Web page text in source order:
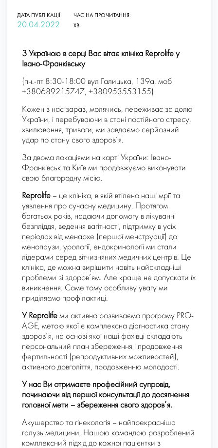
ДАТА ПУБЛІКАЦІЇ:
20.04.2022
ЧАС НА ПРОЧИТАННЯ:
ХВ.
З Україною в серці Вас вітає клініка Reprolife у
Івано-Франківську
(пн.-пт 8:30-18:00 вул Галицька, 139а, моб
+380689215747, +380953553155)
Кожен з нас зараз, молячись, переживає за долю
України, і перебуваючи в стані постійного стресу,
хвилювання, тривоги, ми завдаємо серйозний
удар по стану свого здоров’я.
За двома локаціями на карті України: Івано-
Франківськ та Київ ми продовжуємо виконувати
свою благородну місію.
Reprolife – це клініка, в якій втілено наші мрії та
уявлення про сучасну медицину. Протягом
багатьох років, надаючи допомогу в лікуванні
безпліддя, ведення вагітності, підтримку в усіх
періодах від менархе (першої менструації) до
менопаузи, урології, ендокринології ми стали
лідерами серед вітчизняних медичних центрів. Це
клініка, де можна вирішити навіть найскладніші
проблеми зі здоров’ям. Але краще не допускати їх
виникнення. Саме тому особливу увагу ми
приділяємо профілактиці.
У Reprolife ми активно розвиваємо програму PRO-
AGE, метою якої є комплексна діагностика стану
здоров’я, на основі якої наші фахівці складають
персональний план збереження і продовження
фертильності (репродуктивних можливостей),
активного довголіття, продовженню молодості.
У нас Ви отримаєте професійний супровід,
починаючи від першої консультації до досягнення
головної мети – збереження свого здоров’я.
Акушерство та гінекологія – найпрекрасніша
галузь медицини. Нашою командою розроблений
комплексний підхід до кожної пацієнтки з